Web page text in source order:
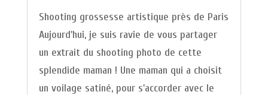
Shooting grossesse artistique près de Paris
Aujourd'hui, je suis ravie de vous partager
un extrait du shooting photo de cette
splendide maman ! Une maman qui a choisit
un voilage satiné, pour s'accorder avec le